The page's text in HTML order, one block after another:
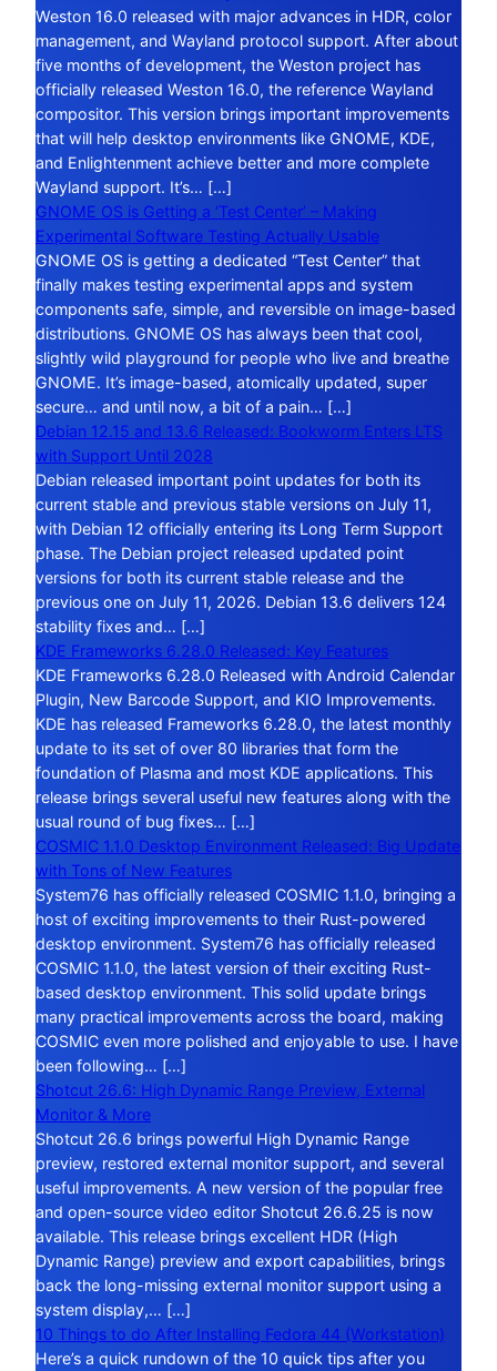
Weston 16.0 released with major advances in HDR, color
management, and Wayland protocol support. After about
five months of development, the Weston project has
officially released Weston 16.0, the reference Wayland
compositor. This version brings important improvements
that will help desktop environments like GNOME, KDE,
and Enlightenment achieve better and more complete
Wayland support. It’s… […]
GNOME OS is Getting a ‘Test Center’ – Making
Experimental Software Testing Actually Usable
GNOME OS is getting a dedicated “Test Center” that
finally makes testing experimental apps and system
components safe, simple, and reversible on image-based
distributions. GNOME OS has always been that cool,
slightly wild playground for people who live and breathe
GNOME. It’s image-based, atomically updated, super
secure… and until now, a bit of a pain… […]
Debian 12.15 and 13.6 Released: Bookworm Enters LTS
with Support Until 2028
Debian released important point updates for both its
current stable and previous stable versions on July 11,
with Debian 12 officially entering its Long Term Support
phase. The Debian project released updated point
versions for both its current stable release and the
previous one on July 11, 2026. Debian 13.6 delivers 124
stability fixes and… […]
KDE Frameworks 6.28.0 Released: Key Features
KDE Frameworks 6.28.0 Released with Android Calendar
Plugin, New Barcode Support, and KIO Improvements.
KDE has released Frameworks 6.28.0, the latest monthly
update to its set of over 80 libraries that form the
foundation of Plasma and most KDE applications. This
release brings several useful new features along with the
usual round of bug fixes… […]
COSMIC 1.1.0 Desktop Environment Released: Big Update
with Tons of New Features
System76 has officially released COSMIC 1.1.0, bringing a
host of exciting improvements to their Rust-powered
desktop environment. System76 has officially released
COSMIC 1.1.0, the latest version of their exciting Rust-
based desktop environment. This solid update brings
many practical improvements across the board, making
COSMIC even more polished and enjoyable to use. I have
been following… […]
Shotcut 26.6: High Dynamic Range Preview, External
Monitor & More
Shotcut 26.6 brings powerful High Dynamic Range
preview, restored external monitor support, and several
useful improvements. A new version of the popular free
and open-source video editor Shotcut 26.6.25 is now
available. This release brings excellent HDR (High
Dynamic Range) preview and export capabilities, brings
back the long-missing external monitor support using a
system display,… […]
10 Things to do After Installing Fedora 44 (Workstation)
Here’s a quick rundown of the 10 quick tips after you